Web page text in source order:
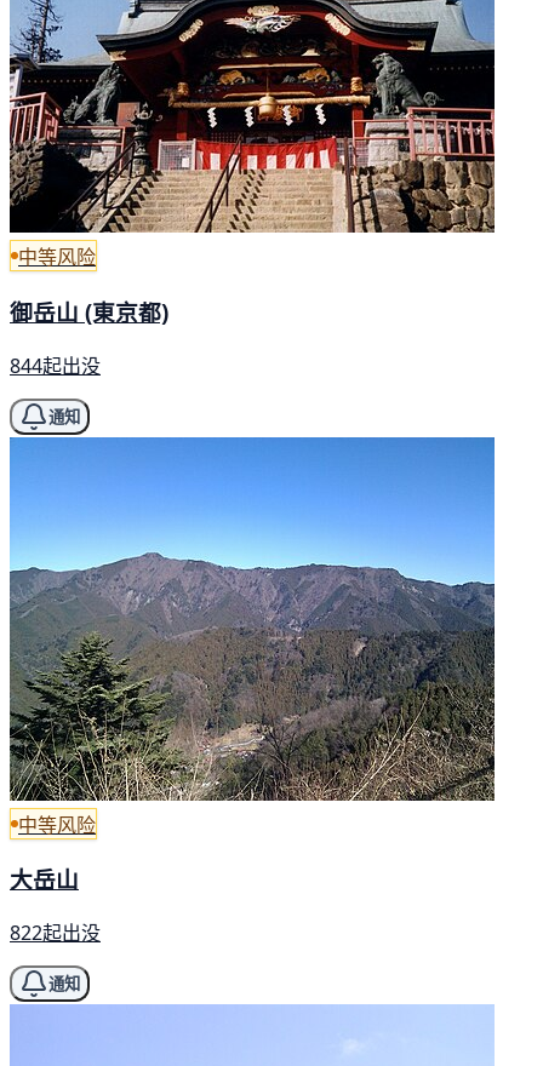
中等风险
御岳山 (東京都)
844起出没
通知
中等风险
大岳山
822起出没
通知